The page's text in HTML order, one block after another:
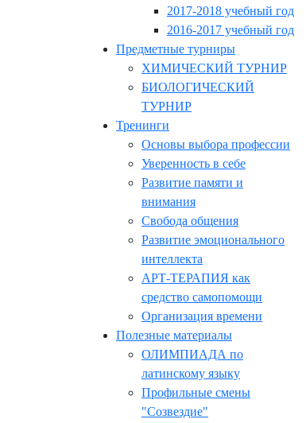
2017-2018 учебный год
2016-2017 учебный год
Предметные турниры
ХИМИЧЕСКИЙ ТУРНИР
БИОЛОГИЧЕСКИЙ
ТУРНИР
Тренинги
Основы выбора профессии
Уверенность в себе
Развитие памяти и
внимания
Свобода общения
Развитие эмоционального
интеллекта
АРТ-ТЕРАПИЯ как
средство самопомощи
Организация времени
Полезные материалы
ОЛИМПИАДА по
латинскому языку
Профильные смены
"Созвездие"